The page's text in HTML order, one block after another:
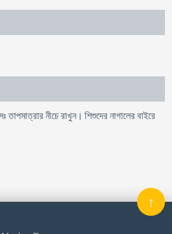
নীচে রাখুন। শিশুদের নাগালের বাইরে
↑